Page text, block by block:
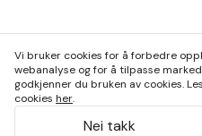
Vi bruker cookies for å forbedre
webanalyse og for å tilpasse
godkjenner du bruken av cookies.
cookies her.
Nei takk